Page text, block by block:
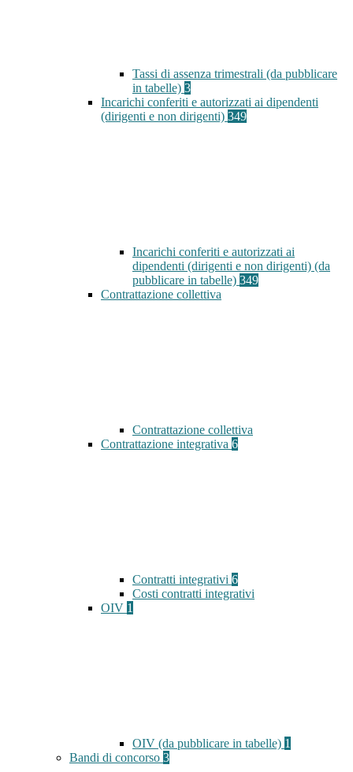
Tassi di assenza trimestrali (da pubblicare
in tabelle) 3
Incarichi conferiti e autorizzati ai dipendenti
(dirigenti e non dirigenti) 349
Incarichi conferiti e autorizzati ai
dipendenti (dirigenti e non dirigenti) (da
pubblicare in tabelle) 349
Contrattazione collettiva
Contrattazione collettiva
Contrattazione integrativa 6
Contratti integrativi 6
Costi contratti integrativi
OIV 1
OIV (da pubblicare in tabelle) 1
Bandi di concorso 3